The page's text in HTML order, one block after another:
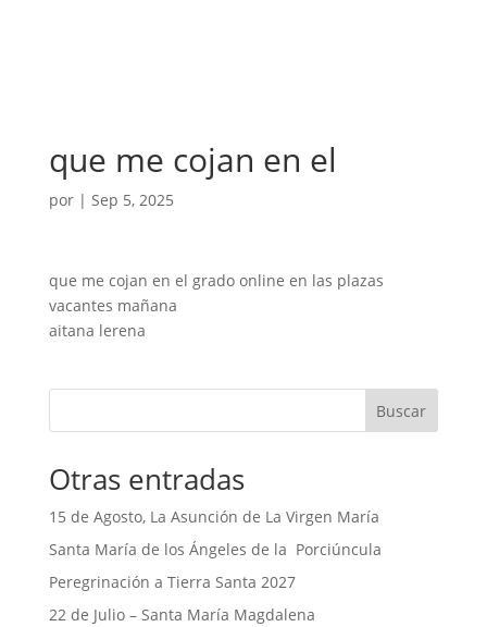
que me cojan en el
por | Sep 5, 2025
que me cojan en el grado online en las plazas
vacantes mañana
aitana lerena
Buscar
Otras entradas
15 de Agosto, La Asunción de La Virgen María
Santa María de los Ángeles de la Porciúncula
Peregrinación a Tierra Santa 2027
22 de Julio – Santa María Magdalena